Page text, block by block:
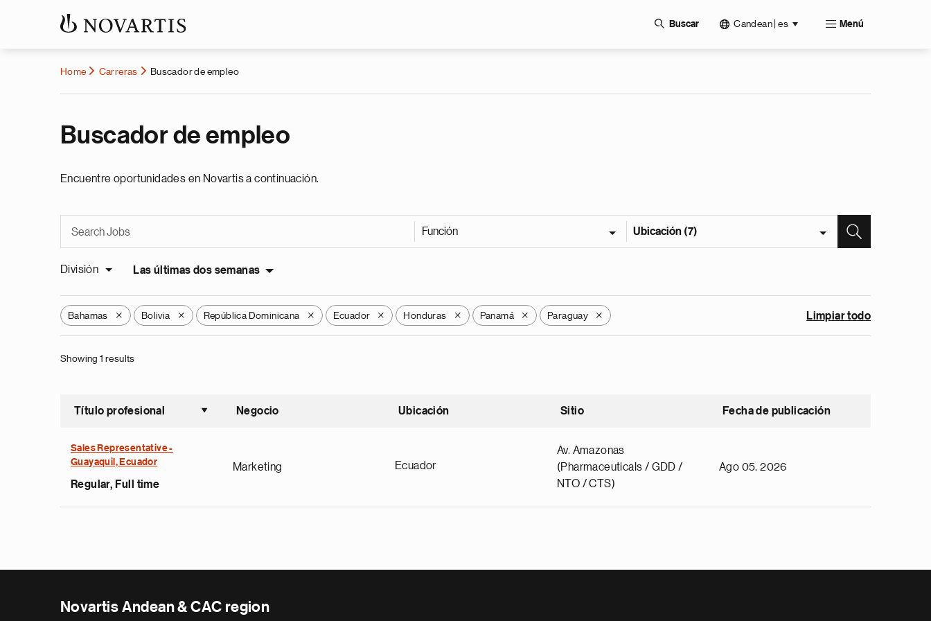
Buscar Candean | es Menú
Home Carreras Buscador de empleo
Buscador de empleo
Encuentre oportunidades en Novartis a continuación.
Función Ubicación (7)
División Las últimas dos semanas
Bahamas X Bolivia X República Dominicana X Ecuador X Honduras X Panamá X Paraguay X Limpiar todo
Showing 1 results
Título profesional
Ordenar ascendente
Negocio Ubicación Sitio Fecha de publicación
Sales Representative -
Guayaquil, Ecuador
Regular, Full time
Marketing Ecuador
Av. Amazonas
(Pharmaceuticals / GDD /
NTO / CTS)
Ago 05, 2026
Novartis Andean & CAC region